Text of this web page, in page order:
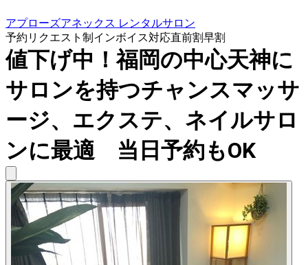
アプローズアネックス レンタルサロン
予約リクエスト制インボイス対応直前割早割
値下げ中！福岡の中心天神に
サロンを持つチャンスマッサ
ージ、エクステ、ネイルサロ
ンに最適 当日予約もOK